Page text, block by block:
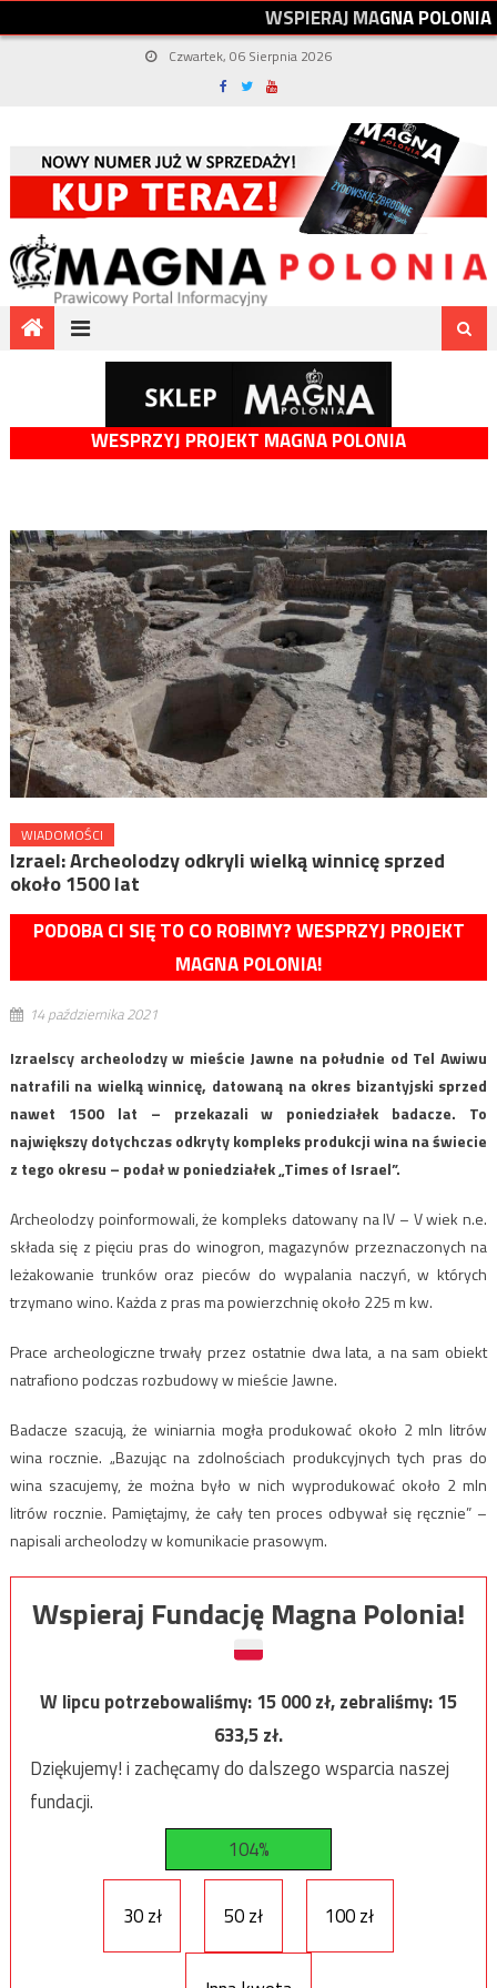
WSPIERAJMAGNAPOLONIA
Czwartek, 06 Sierpnia 2026
WESPRZYJ PROJEKT MAGNA POLONIA
WIADOMOŚCI
Izrael: Archeolodzy odkryli wielką winnicę sprzed
około 1500 lat
PODOBA CI SIĘ TO CO ROBIMY? WESPRZYJ PROJEKT
MAGNA POLONIA!
14 października 2021
Izraelscy archeolodzy w mieście Jawne na południe od Tel Awiwu
natrafili na wielką winnicę, datowaną na okres bizantyjski sprzed
nawet 1500 lat – przekazali w poniedziałek badacze. To
największy dotychczas odkryty kompleks produkcji wina na świecie
z tego okresu – podał w poniedziałek „Times of Israel”.
Archeolodzy poinformowali, że kompleks datowany na IV – V wiek n.e.
składa się z pięciu pras do winogron, magazynów przeznaczonych na
leżakowanie trunków oraz pieców do wypalania naczyń, w których
trzymano wino. Każda z pras ma powierzchnię około 225 m kw.
Prace archeologiczne trwały przez ostatnie dwa lata, a na sam obiekt
natrafiono podczas rozbudowy w mieście Jawne.
Badacze szacują, że winiarnia mogła produkować około 2 mln litrów
wina rocznie. „Bazując na zdolnościach produkcyjnych tych pras do
wina szacujemy, że można było w nich wyprodukować około 2 mln
litrów rocznie. Pamiętajmy, że cały ten proces odbywał się ręcznie” –
napisali archeolodzy w komunikacie prasowym.
Wspieraj Fundację Magna Polonia!
W lipcu potrzebowaliśmy:15 000zł, zebraliśmy:15
633,5zł.
Dziękujemy! i zachęcamy do dalszego wsparcia naszej
fundacji.
104%
30 zł 50 zł 100 zł